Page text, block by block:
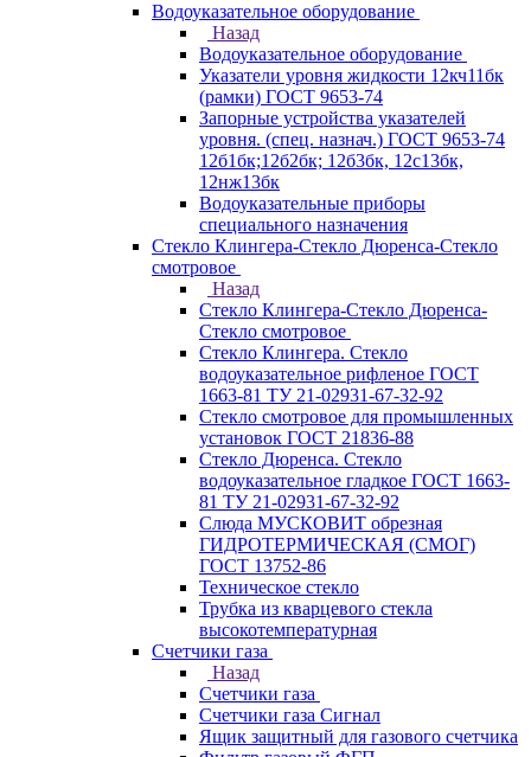
Водоуказательное оборудование
Назад
Водоуказательное оборудование
Указатели уровня жидкости 12кч11бк
(рамки) ГОСТ 9653-74
Запорные устройства указателей
уровня. (спец. назнач.) ГОСТ 9653-74
12б1бк;12б2бк; 12б3бк, 12с13бк,
12нж13бк
Водоуказательные приборы
специального назначения
Стекло Клингера-Стекло Дюренса-Стекло
смотровое
Назад
Стекло Клингера-Стекло Дюренса-
Стекло смотровое
Стекло Клингера. Стекло
водоуказательное рифленое ГОСТ
1663-81 ТУ 21-02931-67-32-92
Стекло смотровое для промышленных
установок ГОСТ 21836-88
Стекло Дюренса. Стекло
водоуказательное гладкое ГОСТ 1663-
81 ТУ 21-02931-67-32-92
Слюда МУСКОВИТ обрезная
ГИДРОТЕРМИЧЕСКАЯ (СМОГ)
ГОСТ 13752-86
Техническое стекло
Трубка из кварцевого стекла
высокотемпературная
Счетчики газа
Назад
Счетчики газа
Счетчики газа Сигнал
Ящик защитный для газового счетчика